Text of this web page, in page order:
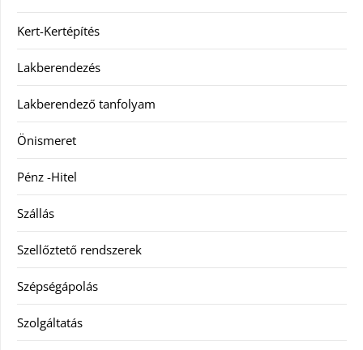
Kert-Kertépítés
Lakberendezés
Lakberendező tanfolyam
Önismeret
Pénz -Hitel
Szállás
Szellőztető rendszerek
Szépségápolás
Szolgáltatás